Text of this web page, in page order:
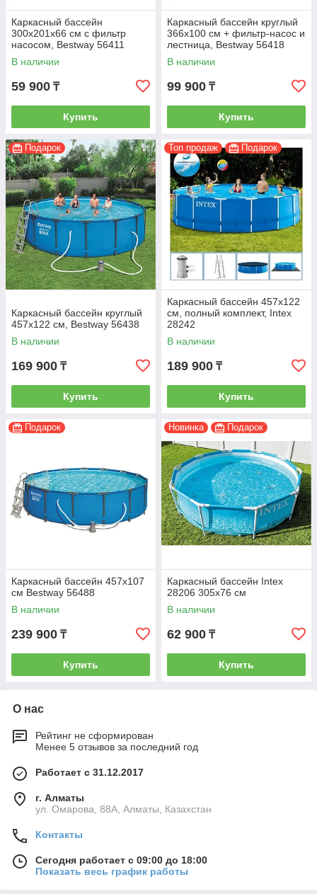
Каркасный бассейн
300х201х66 см с фильтр
насосом, Bestway 56411
В наличии
59 900 ₸
Купить
Каркасный бассейн круглый
366х100 см + фильтр-насос и
лестница, Bestway 56418
В наличии
99 900 ₸
Купить
Подарок
Каркасный бассейн круглый
457х122 см, Bestway 56438
В наличии
169 900 ₸
Купить
Топ продаж Подарок
Каркасный бассейн 457x122
см, полный комплект, Intex
28242
В наличии
189 900 ₸
Купить
Подарок
Каркасный бассейн 457х107
см Bestway 56488
В наличии
239 900 ₸
Купить
Новинка Подарок
Каркасный бассейн Intex
28206 305х76 см
В наличии
62 900 ₸
Купить
О нас
Рейтинг не сформирован
Менее 5 отзывов за последний год
Работает с 31.12.2017
г. Алматы
ул. Омарова, 88А, Алматы, Казахстан
Контакты
Сегодня работает с 09:00 до 18:00
Показать весь график работы